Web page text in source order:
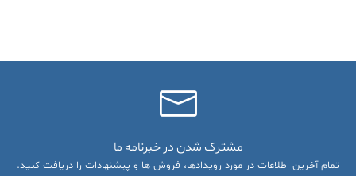
مشترک شدن در خبرنامه ما
تمام آخرین اطلاعات در مورد رویدادها، فروش ها و پیشنهادات را دریافت کنید.